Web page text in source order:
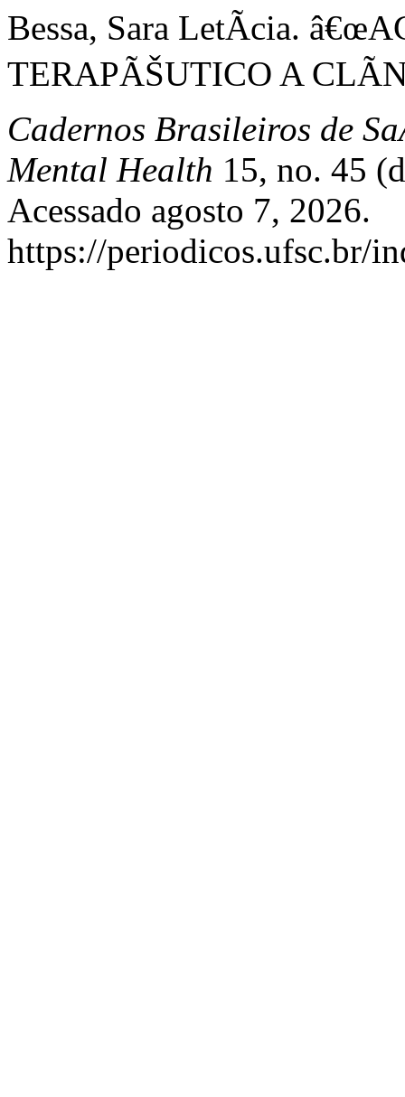
Bessa, Sara LetÃ­cia.
TERAPÃŠUTICO A
Cadernos Brasileiros de
Mental Health 15, no. 45
Acessado agosto 7, 2026.
https://periodicos.ufsc.br/